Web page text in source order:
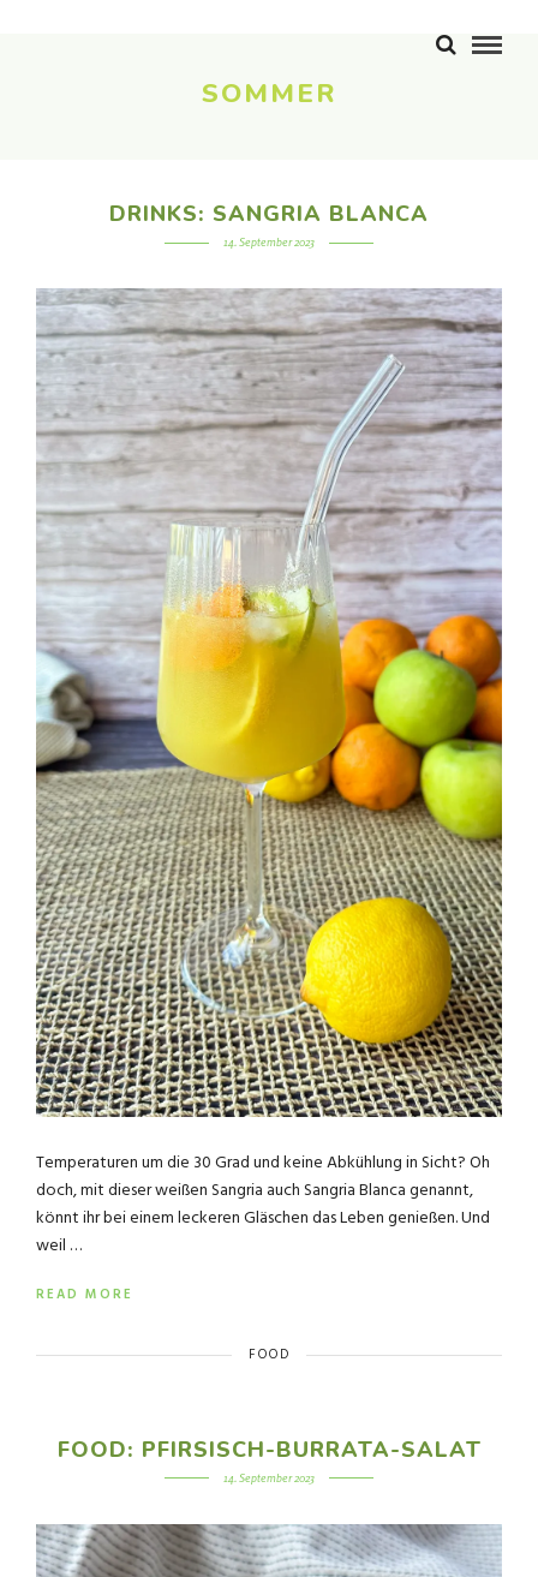
SOMMER
DRINKS: SANGRIA BLANCA
14. September 2023
Temperaturen um die 30 Grad und keine Abkühlung in Sicht? Oh
doch, mit dieser weißen Sangria auch Sangria Blanca genannt,
könnt ihr bei einem leckeren Gläschen das Leben genießen. Und
weil …
READ MORE
FOOD
FOOD: PFIRSISCH-BURRATA-SALAT
14. September 2023